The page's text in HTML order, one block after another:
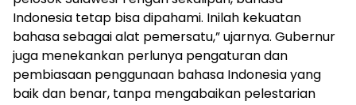
Indonesia tetap bisa dipahami. Inilah kekuatan
bahasa sebagai alat pemersatu,” ujarnya. Gubernur
juga menekankan perlunya pengaturan dan
pembiasaan penggunaan bahasa Indonesia yang
baik dan benar, tanpa mengabaikan pelestarian